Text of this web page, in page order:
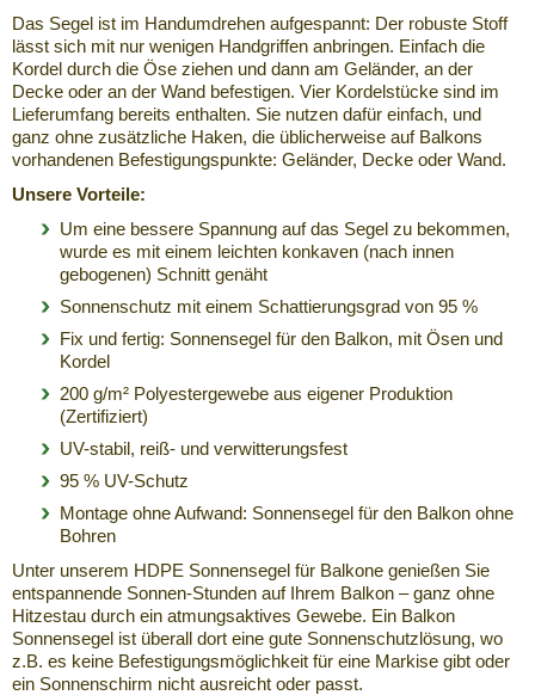
Das Segel ist im Handumdrehen aufgespannt: Der robuste Stoff
lässt sich mit nur wenigen Handgriffen anbringen. Einfach die
Kordel durch die Öse ziehen und dann am Geländer, an der
Decke oder an der Wand befestigen. Vier Kordelstücke sind im
Lieferumfang bereits enthalten. Sie nutzen dafür einfach, und
ganz ohne zusätzliche Haken, die üblicherweise auf Balkons
vorhandenen Befestigungspunkte: Geländer, Decke oder Wand.
Unsere Vorteile:
Um eine bessere Spannung auf das Segel zu bekommen,
wurde es mit einem leichten konkaven (nach innen
gebogenen) Schnitt genäht
Sonnenschutz mit einem Schattierungsgrad von 95 %
Fix und fertig: Sonnensegel für den Balkon, mit Ösen und
Kordel
200 g/m² Polyestergewebe aus eigener Produktion
(Zertifiziert)
UV-stabil, reiß- und verwitterungsfest
95 % UV-Schutz
Montage ohne Aufwand: Sonnensegel für den Balkon ohne
Bohren
Unter unserem HDPE Sonnensegel für Balkone genießen Sie
entspannende Sonnen-Stunden auf Ihrem Balkon – ganz ohne
Hitzestau durch ein atmungsaktives Gewebe. Ein Balkon
Sonnensegel ist überall dort eine gute Sonnenschutzlösung, wo
z.B. es keine Befestigungsmöglichkeit für eine Markise gibt oder
ein Sonnenschirm nicht ausreicht oder passt.